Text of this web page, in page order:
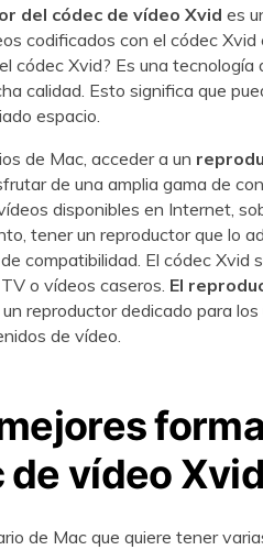
del códec de vídeo Xvid es
codificados con el códec
códec Xvid? Es una
calidad. Esto significa que
espacio.
de Mac, acceder a un
de una amplia gama de
disponibles en Internet,
tener un reproductor que lo
compatibilidad. El códec Xvid
o vídeos caseros. El
reproductor dedicado para
de vídeo.
de vídeo
de Mac que quiere tener